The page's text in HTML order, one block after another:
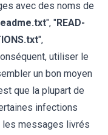
avec des noms de
", "READ-
",
utiliser le
un bon moyen
que la plupart de
infections
messages livrés